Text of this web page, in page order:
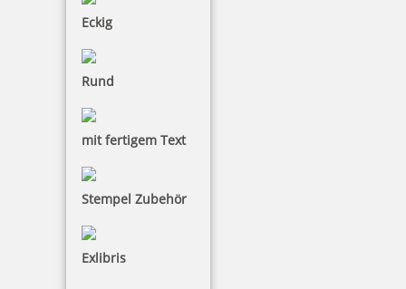
Eckig
Rund
mit fertigem Text
Stempel Zubehör
Exlibris
Colop WOODIES Stempelkissen Rottöne